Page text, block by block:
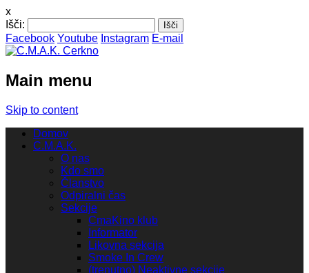
x
Išči:
Facebook Youtube Instagram E-mail
Main menu
Skip to content
Domov
C.M.A.K.
O nas
Kdo smo
Članstvo
Odpiralni čas
Sekcije
CmaKino klub
Informator
Likovna sekcija
Smoke In Crew
(trenutno) Neaktivne sekcije